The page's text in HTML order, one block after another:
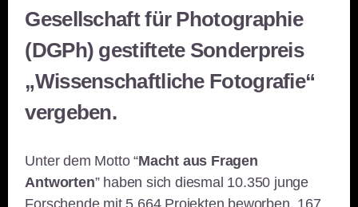
Gesellschaft für Photographie
(DGPh) gestiftete Sonderpreis
„Wissenschaftliche Fotografie“
vergeben.
Unter dem Motto “Macht aus Fragen
Antworten” haben sich diesmal 10.350 junge